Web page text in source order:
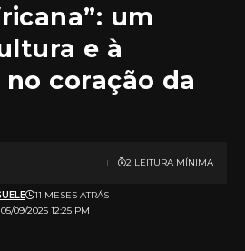
um
e à
coração da
09/2025 12:25 PM
11 MESES ATRÁS
2 LEITURA MÍNIMA